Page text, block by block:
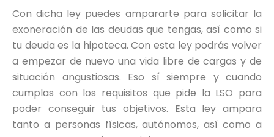
Con dicha ley puedes ampararte para solicitar la
exoneración de las deudas que tengas, así como si
tu deuda es la hipoteca. Con esta ley podrás volver
a empezar de nuevo una vida libre de cargas y de
situación angustiosas. Eso sí siempre y cuando
cumplas con los requisitos que pide la LSO para
poder conseguir tus objetivos. Esta ley ampara
tanto a personas físicas, autónomos, así como a